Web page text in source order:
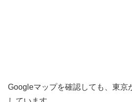
Googleマップを確認しても、東京